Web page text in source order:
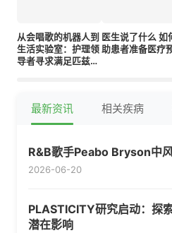
从会唱歌的机器人到
生活实验室：护理领
导者寻求满足匹兹堡
医生说了什么 如
助患者准备医疗
最新资讯 相关疾病
R&B歌手Peabo Bryson中
2026-06-20
PLASTICITY研究启动：探
潜在影响